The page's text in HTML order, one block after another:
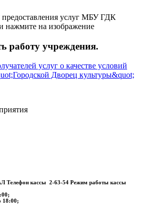
предоставления услуг МБУ ГДК
нажмите на изображение
работу учреждения.
Телефон кассы 2-63-54 Режим работы кассы
18:00;